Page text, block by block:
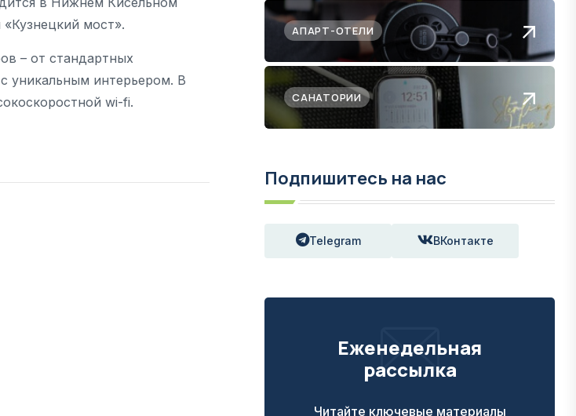
мост».
– от стандартных
уникальным интерьером. В
wi-fi.
АПАРТ-ОТЕЛИ
САНАТОРИИ
Подпишитесь на нас
Telegram ВКонтакте
Еженедельная
рассылка
Читайте ключевые материалы